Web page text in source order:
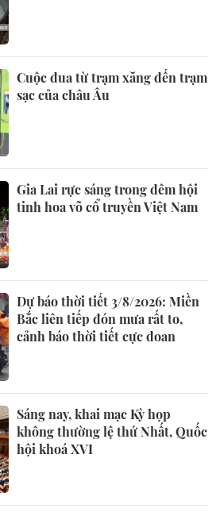
Cuộc đua từ trạm xăng đến trạm
sạc của châu Âu
Gia Lai rực sáng trong đêm hội
tinh hoa võ cổ truyền Việt Nam
Dự báo thời tiết 3/8/2026: Miền
Bắc liên tiếp đón mưa rất to,
cảnh báo thời tiết cực đoan
Sáng nay, khai mạc Kỳ họp
không thường lệ thứ Nhất, Quốc
hội khoá XVI